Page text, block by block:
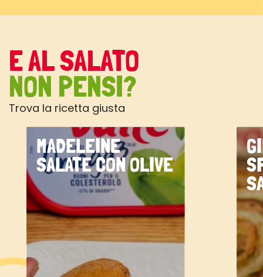
E AL SALATO
NON PENSI?
Trova la ricetta giusta
MADELEINE
SALATE CON OLIVE